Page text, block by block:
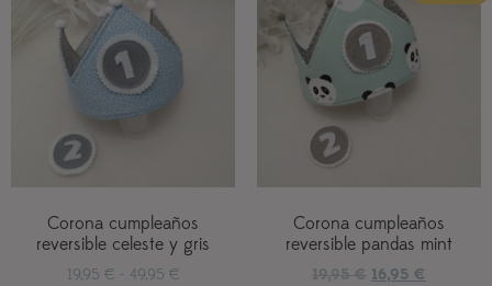
Corona cumpleaños
reversible celeste y gris
19,95 € - 49,95 €
Corona cumpleaños
reversible pandas mint
19,95€ 16,95 €